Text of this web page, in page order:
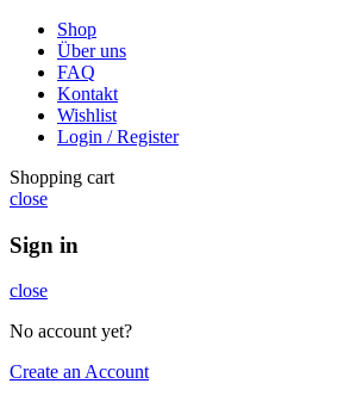
Shop
Über uns
FAQ
Kontakt
Wishlist
Login / Register
Shopping cart
close
Sign in
close
No account yet?
Create an Account